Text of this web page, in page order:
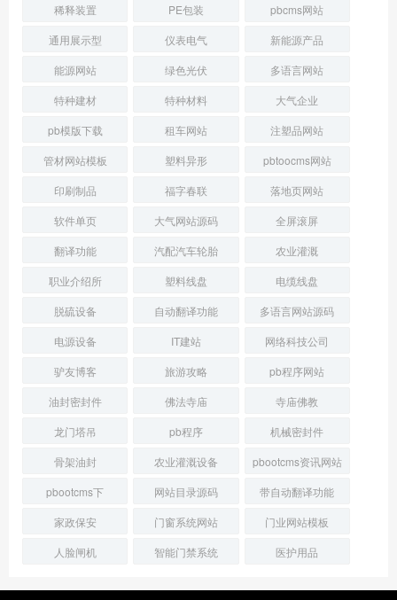
稀释装置
PE包装
pbcms网站
通用展示型
仪表电气
新能源产品
能源网站
绿色光伏
多语言网站
特种建材
特种材料
大气企业
pb模版下载
租车网站
注塑品网站
管材网站模板
塑料异形
pbtoocms网站
印刷制品
福字春联
落地页网站
软件单页
大气网站源码
全屏滚屏
翻译功能
汽配汽车轮胎
农业灌溉
职业介绍所
塑料线盘
电缆线盘
脱硫设备
自动翻译功能
多语言网站源码
电源设备
IT建站
网络科技公司
驴友博客
旅游攻略
pb程序网站
油封密封件
佛法寺庙
寺庙佛教
龙门塔吊
pb程序
机械密封件
骨架油封
农业灌溉设备
pbootcms资讯网站
pbootcms下
网站目录源码
带自动翻译功能
家政保安
门窗系统网站
门业网站模板
人脸闸机
智能门禁系统 医护用品